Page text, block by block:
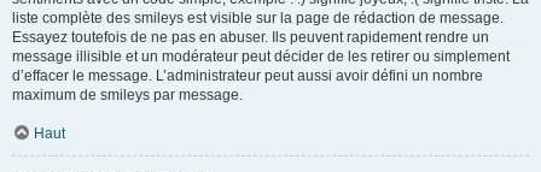
liste complète des smileys est visible sur la page de rédaction de message.
Essayez toutefois de ne pas en abuser. Ils peuvent rapidement rendre un
message illisible et un modérateur peut décider de les retirer ou simplement
d’effacer le message. L’administrateur peut aussi avoir défini un nombre
maximum de smileys par message.
Haut